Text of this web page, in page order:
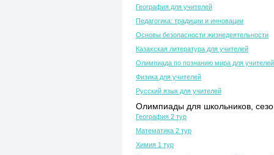
География для учителей
Педагогика: традиции и инновации
Основы безопасности жизнедеятельности
Казахская литература для учителей
Олимпиада по познанию мира для учителей
Физика для учителей
Русский язык для учителей
Олимпиады для школьников,
География 2 тур
Математика 2 тур
Химия 1 тур